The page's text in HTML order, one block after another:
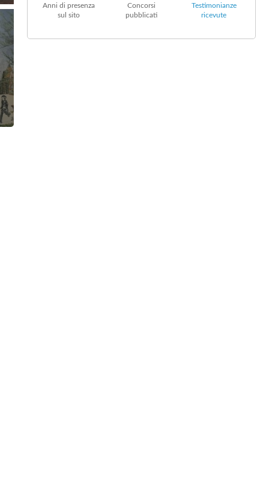
Anni di presenza
sul sito
Concorsi
pubblicati
Testimonianze
ricevute